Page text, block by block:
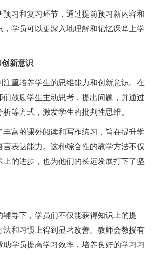
预习和复习环节，通过提前预习新内容和
学员可以更深入地理解和记忆课堂上学
新意识
重培养学生的思维能力和创新意识。在
鼓励学生主动思考，提出问题，并通过
等方式，激发学生的批判性思维。
丰富的课外阅读和写作练习，旨在提升学
表达能力。这种综合性的教学方法不仅
的进步，也为他们的长远发展打下了坚
导下，学员们不仅能获得知识上的提
法和习惯上得到显著改善。教师会教授有
学员提高学习效率，培养良好的学习习